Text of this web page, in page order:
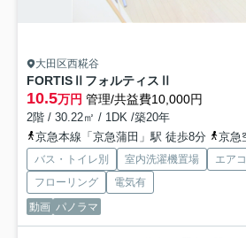
大田区西糀谷
FORTISⅡフォルティスⅡ
10.5万円 管理/共益費10,000円
2階 / 30.22㎡ / 1DK /築20年
京急本線「京急蒲田」駅 徒歩8分
京急
バス・トイレ別 室内洗濯機置場 エア
フローリング
電気有
動画 パノラマ